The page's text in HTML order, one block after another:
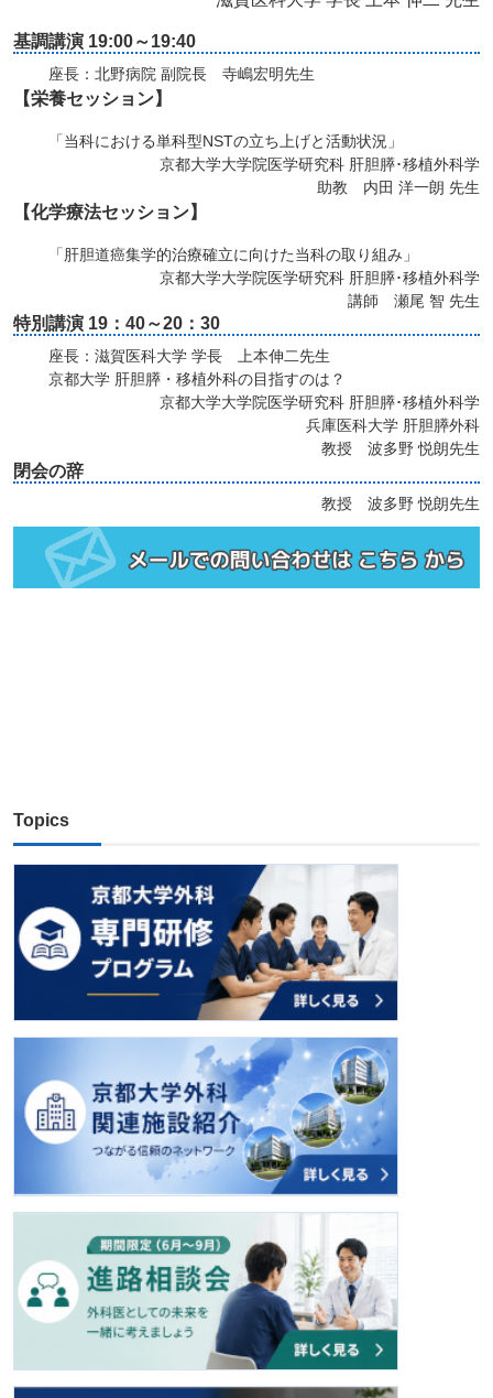
基調講演 19:00～19:40
座長：北野病院 副院長 寺嶋宏明先生
【栄養セッション】
「当科における単科型NSTの立ち上げと活動状況」
京都大学大学院医学研究科 肝胆膵･移植外科学
助教 内田 洋一朗 先生
【化学療法セッション】
「肝胆道癌集学的治療確立に向けた当科の取り組み」
京都大学大学院医学研究科 肝胆膵･移植外科学
講師 瀬尾 智 先生
特別講演 19：40～20：30
座長：滋賀医科大学 学長 上本伸二先生
京都大学 肝胆膵・移植外科の目指すのは？
京都大学大学院医学研究科 肝胆膵･移植外科学
兵庫医科大学 肝胆膵外科
教授 波多野 悦朗先生
閉会の辞
教授 波多野 悦朗先生
Topics